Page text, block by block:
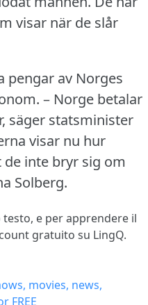
visar när de slår
pengar av Norges
– Norge betalar
säger statsminister
visar nu hur
inte bryr sig om
Solberg.
testo, e per apprendere il
gratuito su LingQ.